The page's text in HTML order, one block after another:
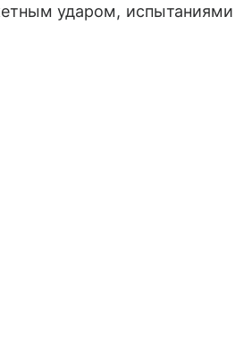
ударом, испытаниями